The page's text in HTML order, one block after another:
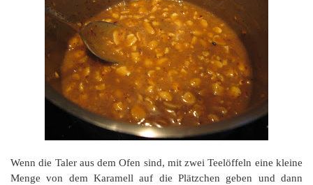
Wenn die Taler aus dem Ofen sind, mit zwei Teelöffeln eine kleine
Menge von dem Karamell auf die Plätzchen geben und dann